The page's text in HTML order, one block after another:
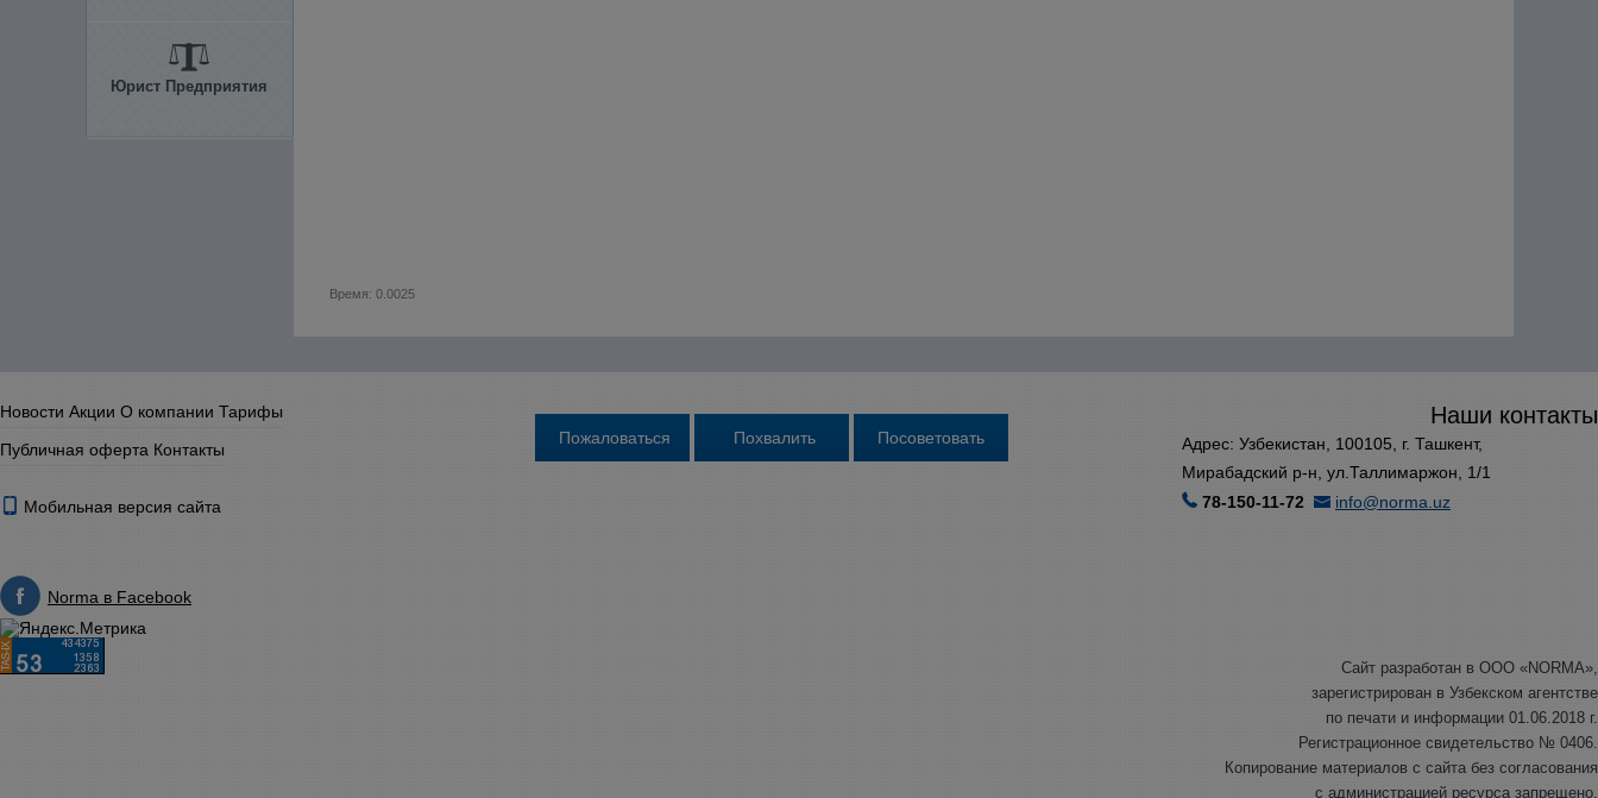
Юрист Предприятия
Время: 0.0025
Новости Акции О компании Тарифы
Публичная оферта Контакты
Наши контакты
Адрес: Узбекистан, 100105, г. Ташкент,
Мирабадский р-н, ул.Таллимаржон, 1/1
78-150-11-72
info@norma.uz
Мобильная версия сайта
Norma в Facebook
Сайт разработан в ООО «NORMA»,
зарегистрирован в Узбекском агентстве
по печати и информации 01.06.2018 г.
Регистрационное свидетельство № 0406.
Копирование материалов с сайта без согласования
с администрацией ресурса запрещено.